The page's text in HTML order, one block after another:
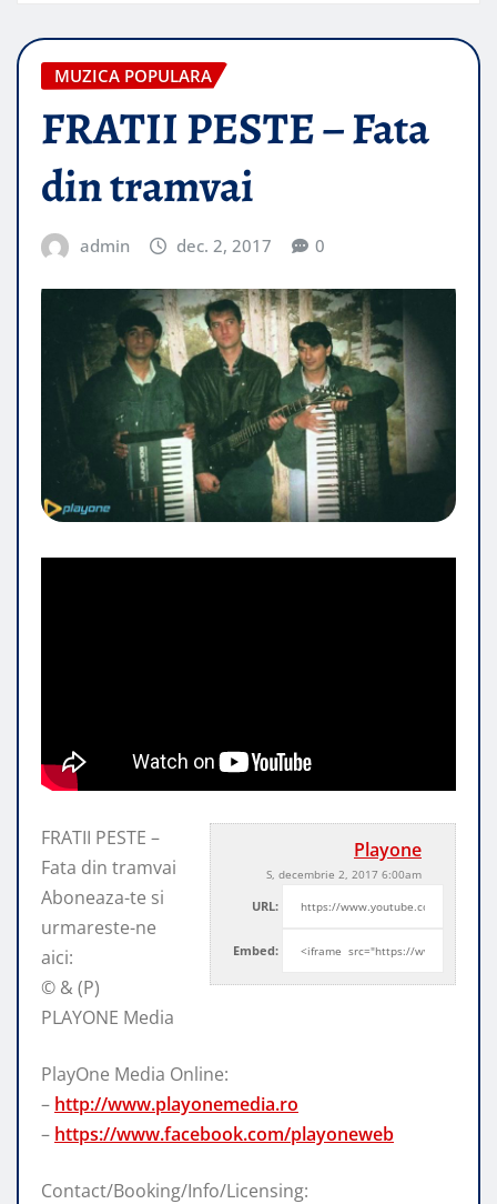
MUZICA POPULARA
FRATII PESTE – Fata
din tramvai
admin dec. 2, 2017 0
Playone
S, decembrie 2, 2017 6:00am
URL:
Embed:
FRATII PESTE –
Fata din tramvai
Aboneaza-te si
urmareste-ne
aici:
© & (P)
PLAYONE Media
PlayOne Media Online:
– http://www.playonemedia.ro
– https://www.facebook.com/playoneweb
Contact/Booking/Info/Licensing: